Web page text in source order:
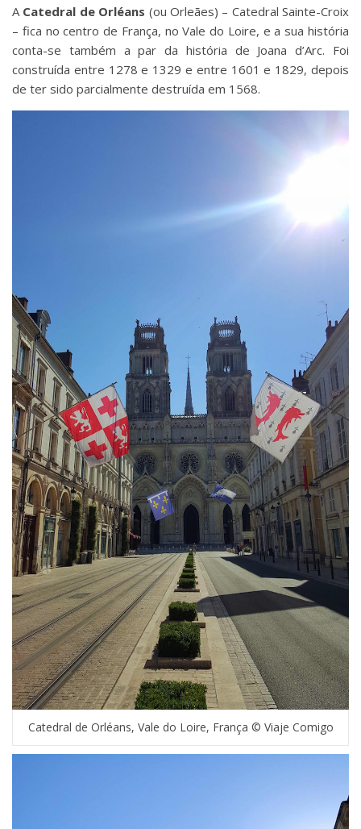
A Catedral de Orléans (ou Orleães) – Catedral Sainte-Croix
– fica no centro de França, no Vale do Loire, e a sua história
conta-se também a par da história de Joana d’Arc. Foi
construída entre 1278 e 1329 e entre 1601 e 1829, depois
de ter sido parcialmente destruída em 1568.
Catedral de Orléans, Vale do Loire, França © Viaje Comigo